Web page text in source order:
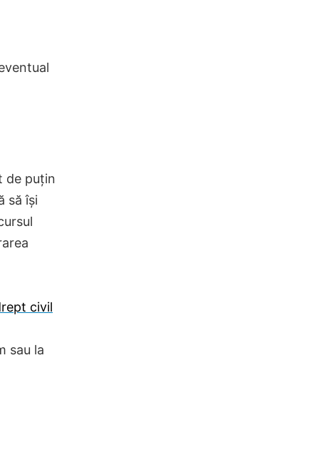
de puțin
să își
civil
sau la